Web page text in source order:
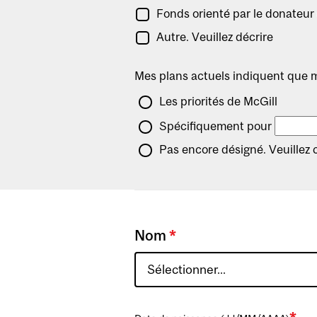
Fonds orienté par le
Autre. Veuillez décrire
Mes plans actuels indiquent que
Les priorités de McGill
Spécifiquement pour
Pas encore désigné.
Nom *